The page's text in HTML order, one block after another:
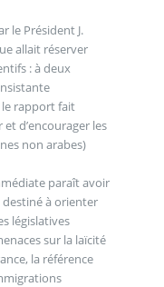
le Président J.
allait réserver
: à deux
rapport fait
d’encourager les
non arabes)
paraît avoir
à orienter
législatives
sur la laïcité
la référence